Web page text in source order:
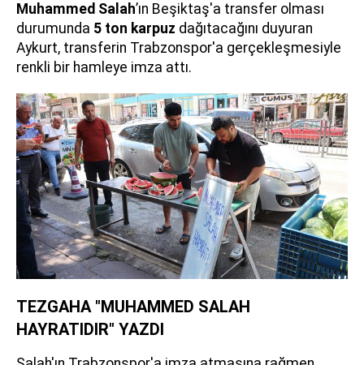
Muhammed Salah’ın Beşiktaş'a transfer olması
durumunda 5 ton karpuz dağıtacağını duyuran
Aykurt, transferin Trabzonspor'a gerçekleşmesiyle
renkli bir hamleye imza attı.
TEZGAHA "MUHAMMED SALAH
HAYRATIDIR" YAZDI